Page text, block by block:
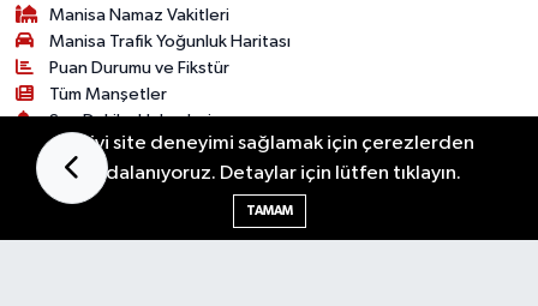
Manisa Namaz Vakitleri
Manisa Trafik Yoğunluk Haritası
Puan Durumu ve Fikstür
Tüm Manşetler
Son Dakika Haberleri
Haber Arşivi
Gizlilik Sözleşmesi
Salihli Post Haber
Manisa Post Haber
En iyi site deneyimi sağlamak için çerezlerden
faydalanıyoruz. Detaylar için lütfen tıklayın.
TAMAM